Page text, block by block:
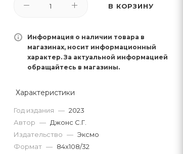
В КОРЗИНУ
Информация о наличии товара в
магазинах, носит информационный
характер. За актуальной информацией
обращайтесь в магазины.
Характеристики
Год издания — 2023
Автор — Джонс С.Г.
Издательство — Эксмо
Формат — 84x108/32